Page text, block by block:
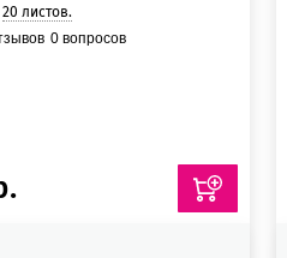
20 листов.
0вопросов